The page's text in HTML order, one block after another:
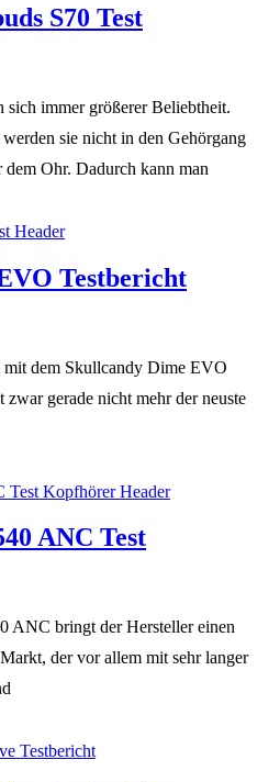
S70 Test
immer größerer Beliebtheit.
sie nicht in den Gehörgang
dem Ohr. Dadurch kann man
Testbericht
mit dem Skullcandy Dime EVO
gerade nicht mehr der neuste
ANC Test
ANC bringt der Hersteller einen
der vor allem mit sehr langer